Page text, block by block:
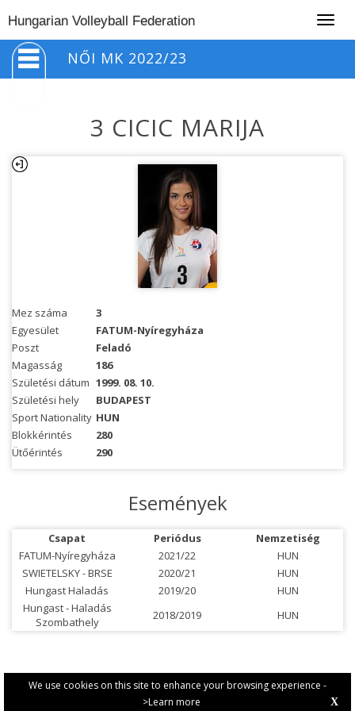
We use cookies on this site to enhance your browsing experience -
>Learn more
X
Hungarian Volleyball Federation
NŐI MK 2022/23
3 CICIC MARIJA
Mez száma
3
Egyesület
FATUM-Nyíregyháza
Poszt
Feladó
Magasság
186
Születési dátum 1999. 08. 10.
Születési hely
BUDAPEST
Sport Nationality HUN
Blokkérintés
280
Ütőérintés
290
Események
Csapat Periódus
Nemzetiség
FATUM-Nyíregyháza
2021/22
HUN
SWIETELSKY - BRSE
2020/21
HUN
Hungast Haladás
2019/20
HUN
Hungast - Haladás
Szombathely
2018/2019 HUN